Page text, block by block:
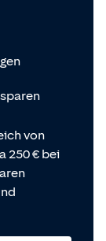
von
250 € bei